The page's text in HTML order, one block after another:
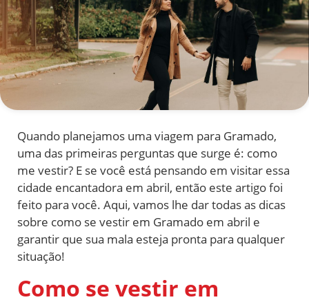
Quando planejamos uma viagem para Gramado,
uma das primeiras perguntas que surge é: como
me vestir? E se você está pensando em visitar essa
cidade encantadora em abril, então este artigo foi
feito para você. Aqui, vamos lhe dar todas as dicas
sobre como se vestir em Gramado em abril e
garantir que sua mala esteja pronta para qualquer
situação!
Como se vestir em